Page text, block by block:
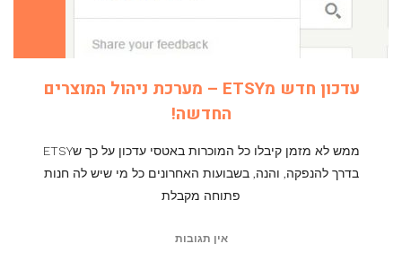
עדכון חדש מETSY – מערכת ניהול המוצרים
החדשה!
ממש לא מזמן קיבלו כל המוכרות באטסי עדכון על כך שETSY
בדרך להנפקה, והנה, בשבועות האחרונים כל מי שיש לה חנות
פתוחה מקבלת
אין תגובות